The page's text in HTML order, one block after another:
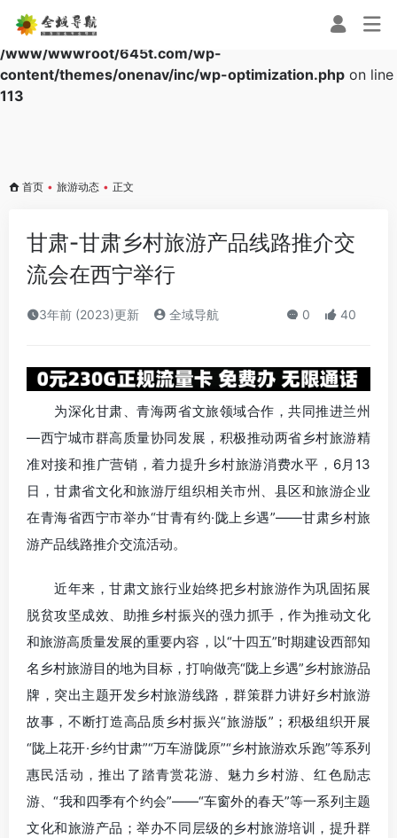
Warning: Array to string conversion in
/www/wwwroot/645t.com/wp-
content/themes/onenav/inc/wp-optimization.php on line
113
首页 • 旅游动态 • 正文
甘肃-甘肃乡村旅游产品线路推介交
流会在西宁举行
3年前 (2023)更新 全域导航 0 40
为深化甘肃、青海两省文旅领域合作，共同推进兰州
—西宁城市群高质量协同发展，积极推动两省乡村旅游精
准对接和推广营销，着力提升乡村旅游消费水平，6月13
日，甘肃省文化和旅游厅组织相关市州、县区和旅游企业
在青海省西宁市举办“甘青有约·陇上乡遇”——甘肃乡村旅
游产品线路推介交流活动。
近年来，甘肃文旅行业始终把乡村旅游作为巩固拓展
脱贫攻坚成效、助推乡村振兴的强力抓手，作为推动文化
和旅游高质量发展的重要内容，以“十四五”时期建设西部知
名乡村旅游目的地为目标，打响做亮“陇上乡遇”乡村旅游品
牌，突出主题开发乡村旅游线路，群策群力讲好乡村旅游
故事，不断打造高品质乡村振兴“旅游版”；积极组织开展
“陇上花开·乡约甘肃”“万车游陇原”“乡村旅游欢乐跑”等系列
惠民活动，推出了踏青赏花游、魅力乡村游、红色励志
游、“我和四季有个约会”——“车窗外的春天”等一系列主题
文化和旅游产品；举办不同层级的乡村旅游培训，提升群